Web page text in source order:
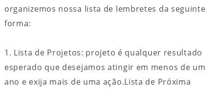
organizemos nossa lista de lembretes da seguinte
forma:
1. Lista de Projetos: projeto é qualquer resultado
esperado que desejamos atingir em menos de um
ano e exija mais de uma ação.Lista de Próxima